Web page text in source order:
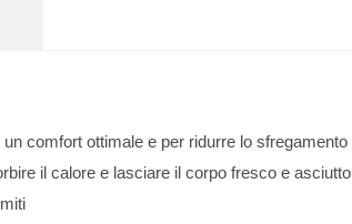
comfort ottimale e per ridurre lo sfregamento
il calore e lasciare il corpo fresco e asciutto